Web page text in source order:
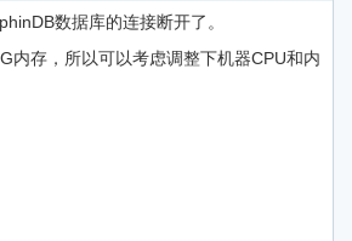
数据库的连接断开了。
内存，所以可以考虑调整下机器CPU和内